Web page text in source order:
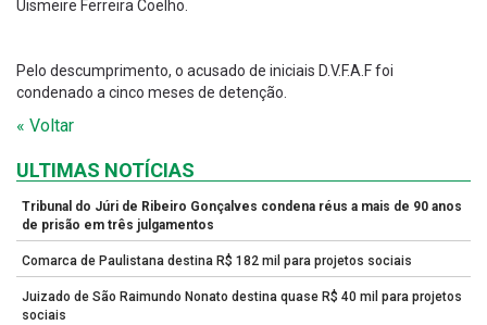
Uismeire Ferreira Coelho.
Pelo descumprimento, o acusado de iniciais D.V.F.A.F foi
condenado a cinco meses de detenção.
« Voltar
ULTIMAS NOTÍCIAS
Tribunal do Júri de Ribeiro Gonçalves condena réus a mais de 90 anos
de prisão em três julgamentos
Comarca de Paulistana destina R$ 182 mil para projetos sociais
Juizado de São Raimundo Nonato destina quase R$ 40 mil para projetos
sociais